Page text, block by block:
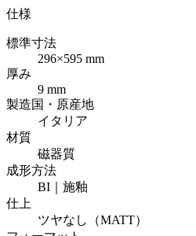
仕様
標準寸法
296×595 mm
厚み
9 mm
製造国・原産地
イタリア
材質
磁器質
成形方法
BI｜施釉
仕上
ツヤなし（MATT）